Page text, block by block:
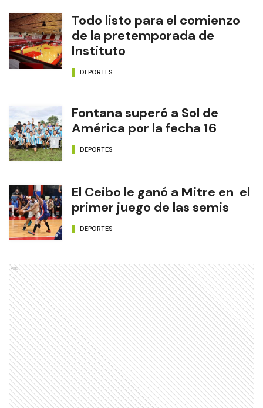
Todo listo para el comienzo
de la pretemporada de
Instituto
DEPORTES
Fontana superó a Sol de
América por la fecha 16
DEPORTES
El Ceibo le ganó a Mitre en el
primer juego de las semis
DEPORTES
Ads